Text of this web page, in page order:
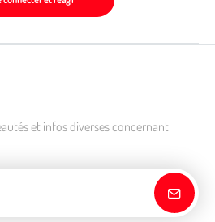
et infos diverses concernant